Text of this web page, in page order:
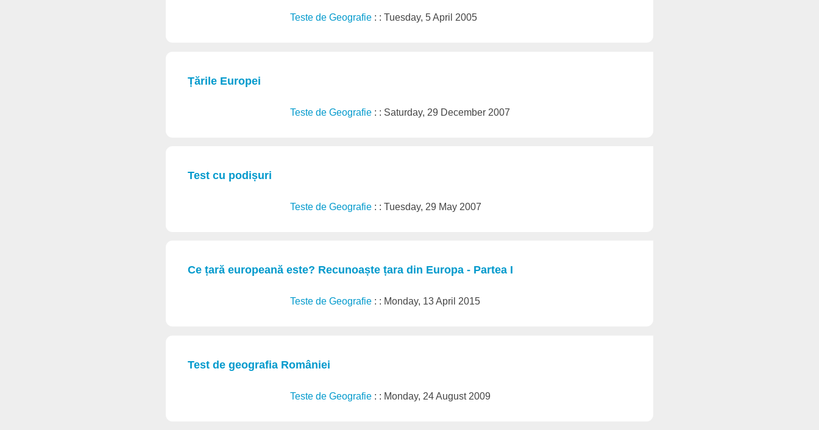
Teste de Geografie : : Tuesday, 5 April 2005
Țările Europei
Teste de Geografie : : Saturday, 29 December 2007
Test cu podișuri
Teste de Geografie : : Tuesday, 29 May 2007
Ce țară europeană este? Recunoaște țara din Europa - Partea I
Teste de Geografie : : Monday, 13 April 2015
Test de geografia României
Teste de Geografie : : Monday, 24 August 2009